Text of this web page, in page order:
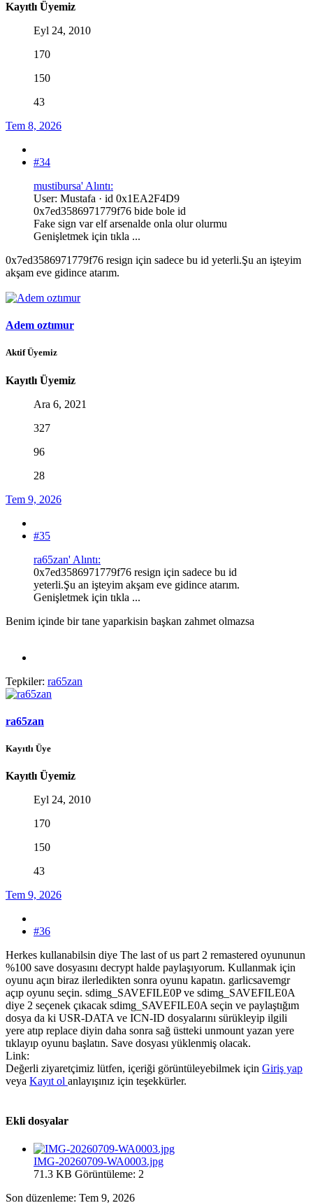
Kayıtlı Üyemiz
Eyl 24, 2010
170
150
43
Tem 8, 2026
#34
mustibursa' Alıntı:
User: Mustafa · id 0x1EA2F4D9
0x7ed3586971779f76 bide bole id
Fake sign var elf arsenalde onla olur olurmu
Genişletmek için tıkla ...
0x7ed3586971779f76 resign için sadece bu id yeterli.Şu an işteyim
akşam eve gidince atarım.
Adem oztımur
Aktif Üyemiz
Kayıtlı Üyemiz
Ara 6, 2021
327
96
28
Tem 9, 2026
#35
ra65zan' Alıntı:
0x7ed3586971779f76 resign için sadece bu id
yeterli.Şu an işteyim akşam eve gidince atarım.
Genişletmek için tıkla ...
Benim içinde bir tane yaparkisin başkan zahmet olmazsa
Tepkiler: ra65zan
ra65zan
Kayıtlı Üye
Kayıtlı Üyemiz
Eyl 24, 2010
170
150
43
Tem 9, 2026
#36
Herkes kullanabilsin diye The last of us part 2 remastered oyununun
%100 save dosyasını decrypt halde paylaşıyorum. Kullanmak için
oyunu açın biraz ilerledikten sonra oyunu kapatın. garlicsavemgr
açıp oyunu seçin. sdimg_SAVEFILE0P ve sdimg_SAVEFILE0A
diye 2 seçenek çıkacak sdimg_SAVEFILE0A seçin ve paylaştığım
dosya da ki USR-DATA ve ICN-ID dosyalarını sürükleyip ilgili
yere atıp replace diyin daha sonra sağ üstteki unmount yazan yere
tıklayıp oyunu başlatın. Save dosyası yüklenmiş olacak.
Link:
Değerli ziyaretçimiz lütfen, içeriği görüntüleyebilmek için Giriş yap
veya Kayıt ol anlayışınız için teşekkürler.
Ekli dosyalar
IMG-20260709-WA0003.jpg
71.3 KB Görüntüleme: 2
Son düzenleme: Tem 9, 2026